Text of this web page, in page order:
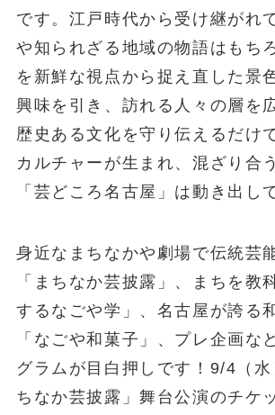
です。江戸時代から受け継がれ
や知られざる地域の物語はもち
を新鮮な視点から捉え直した景
興味を引き、訪れる人々の層を
歴史ある文化を守り伝えるだけ
カルチャーが生まれ、混ざり合
「芸どころ名古屋」は動き出し
身近なまちなかや劇場で伝統芸
「まちなか芸披露」、まちを教
するなごや学」、名古屋が誇る
「なごや和菓子」、プレ企画な
グラムが目白押しです！9/4（水
ちなか芸披露」舞台公演のチケ